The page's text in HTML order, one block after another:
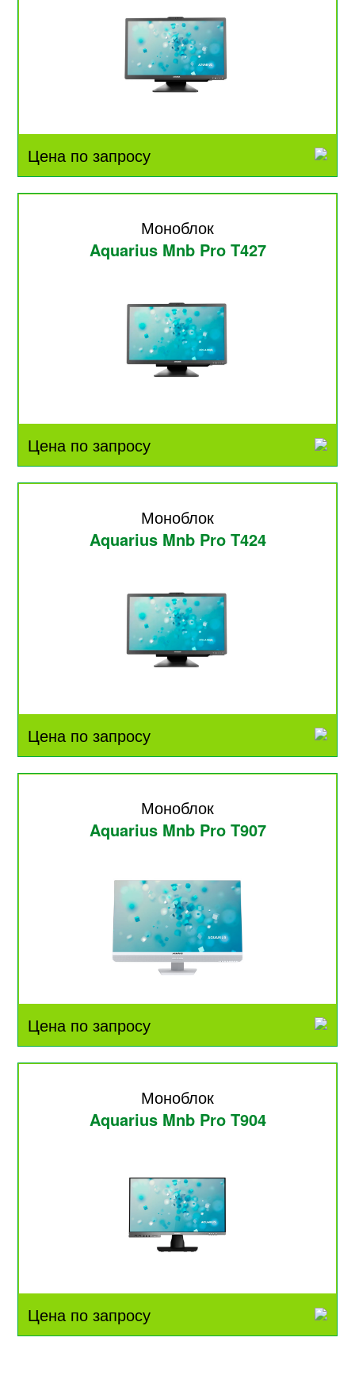
Цена по запросу
Моноблок
Aquarius Mnb Pro T427
Цена по запросу
Моноблок
Aquarius Mnb Pro T424
Цена по запросу
Моноблок
Aquarius Mnb Pro T907
Цена по запросу
Моноблок
Aquarius Mnb Pro T904
Цена по запросу